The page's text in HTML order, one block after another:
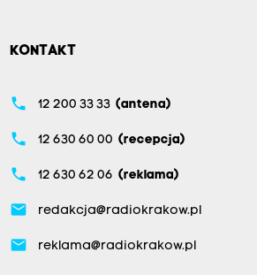
KONTAKT
phone 12 200 33 33 (antena)
phone 12 630 60 00 (recepcja)
phone 12 630 62 06 (reklama)
email redakcja@radiokrakow.pl
email reklama@radiokrakow.pl